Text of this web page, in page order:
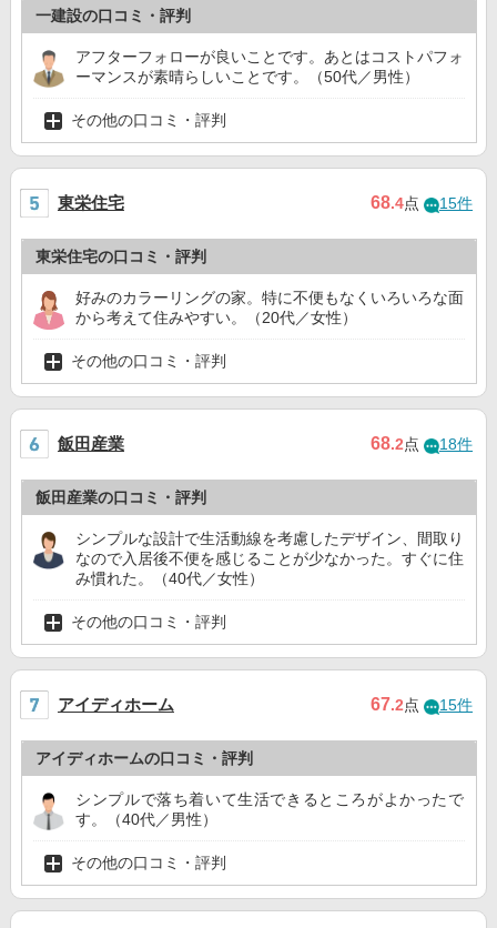
一建設の口コミ・評判
アフターフォローが良いことです。あとはコストパフォ
ーマンスが素晴らしいことです。（50代／男性）
その他の口コミ・評判
東栄住宅 68.4点 15件
東栄住宅の口コミ・評判
好みのカラーリングの家。特に不便もなくいろいろな面
から考えて住みやすい。（20代／女性）
その他の口コミ・評判
飯田産業 68.2点 18件
飯田産業の口コミ・評判
シンプルな設計で生活動線を考慮したデザイン、間取り
なので入居後不便を感じることが少なかった。すぐに住
み慣れた。（40代／女性）
その他の口コミ・評判
アイディホーム 67.2点 15件
アイディホームの口コミ・評判
シンプルで落ち着いて生活できるところがよかったで
す。（40代／男性）
その他の口コミ・評判